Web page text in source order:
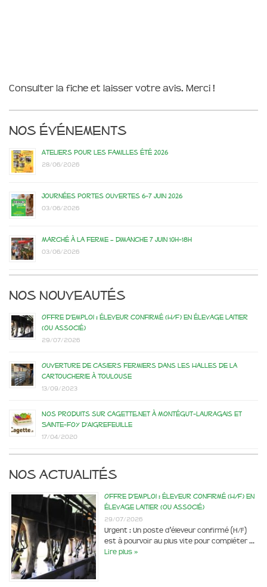
Consulter la fiche et laisser votre avis. Merci !
Nos événements
Ateliers pour les familles été 2026
28/06/2026
Journées portes ouvertes 6-7 juin 2026
03/06/2026
Marché à la ferme – dimanche 7 juin 10h-18h
03/06/2026
Nos nouveautés
Offre d’emploi : éleveur confirmé (H/F) en élevage laitier
(ou associé)
29/07/2026
Ouverture de casiers fermiers dans les Halles de la
Cartoucherie à Toulouse
13/09/2023
Nos produits sur Cagette.net à Montégut-Lauragais et
Sainte-Foy d’Aigrefeuille
17/04/2020
Nos actualités
Offre d’emploi : éleveur confirmé (H/F) en
élevage laitier (ou associé)
29/07/2026
Urgent : Un poste d’éleveur confirmé (H/F)
est à pourvoir au plus vite pour compléter …
Lire plus »